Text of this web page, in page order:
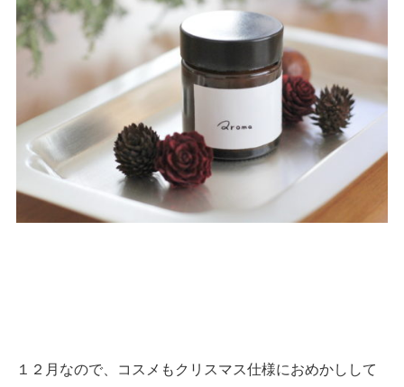
１２月なので、コスメもクリスマス仕様におめかしして